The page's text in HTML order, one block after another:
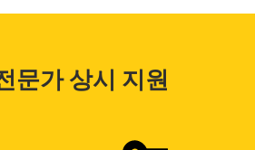
문가 상시 지원